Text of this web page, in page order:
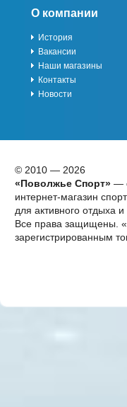
О компании
История
Вакансии
Наши магазины
Контакты
Новости
© 2010 — 2026
«Поволжье Спорт»—
интернет-магазин
для активного отдыха и
Все права защищены.
зарегистрированным